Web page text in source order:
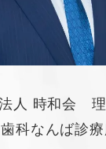
人 時和会
歯科なんば診